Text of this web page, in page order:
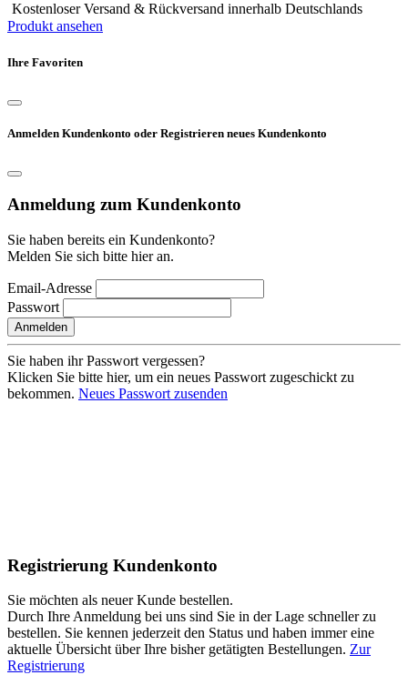
Kostenloser Versand & Rückversand innerhalb Deutschlands
Produkt ansehen
Ihre Favoriten
Anmelden Kundenkonto oder Registrieren neues Kundenkonto
Anmeldung zum Kundenkonto
Sie haben bereits ein Kundenkonto?
Melden Sie sich bitte hier an.
Email-Adresse
Passwort
Anmelden
Sie haben ihr Passwort vergessen?
Klicken Sie bitte hier, um ein neues Passwort zugeschickt zu
bekommen. Neues Passwort zusenden
Registrierung Kundenkonto
Sie möchten als neuer Kunde bestellen.
Durch Ihre Anmeldung bei uns sind Sie in der Lage schneller zu
bestellen. Sie kennen jederzeit den Status und haben immer eine
aktuelle Übersicht über Ihre bisher getätigten Bestellungen. Zur
Registrierung